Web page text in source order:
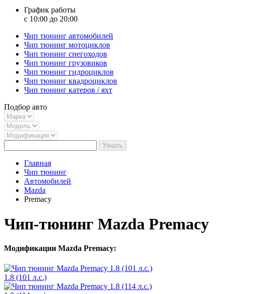
График работы
с 10:00 до 20:00
Чип тюнинг автомобилей
Чип тюнинг мотоциклов
Чип тюнинг снегоходов
Чип тюнинг грузовиков
Чип тюнинг гидроциклов
Чип тюнинг квадроциклов
Чип тюнинг катеров / яхт
Подбор авто
Узнать
Главная
Чип тюнинг
Автомобилей
Mazda
Premacy
Чип-тюнинг Mazda Premacy
Модификации Mazda Premacy:
1.8 (101 л.с.)